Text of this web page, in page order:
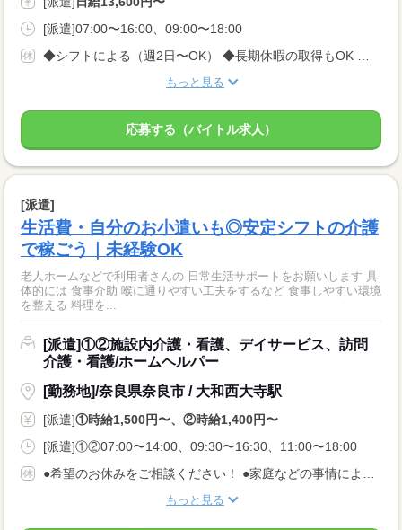
[派遣]07:00〜16:00、09:00〜18:00
もっと見る
応募する（バイトル求人）
[派遣]
生活費・自分のお小遣いも◎安定シフトの介護
で稼ごう｜未経験OK
老人ホームなどで利用者さんの 日常生活サポートをお願いします 具
体的には 食事介助 喉に通りやすい工夫をするなど 食事しやすい環境
を整える 料理を...
[派遣]①②施設内介護・看護、デイサービス、訪問
介護・看護/ホームヘルパー
[勤務地]/奈良県奈良市 / 大和西大寺駅
[派遣]①時給1,500円〜、②時給1,400円〜
[派遣]①②07:00〜14:00、09:30〜16:30、11:00〜18:00
もっと見る